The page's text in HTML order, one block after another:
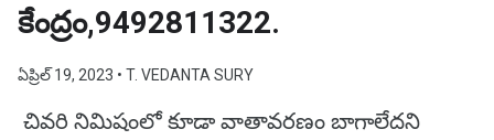
కేంద్రం,9492811322.
ఏప్రిల్ 19, 2023 • T. VEDANTA SURY
చివరి నిమిషంలో కూడా వాతావరణం బాగాలేదని